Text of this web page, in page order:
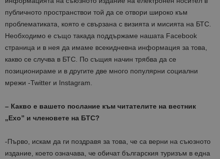
публичното пространствои той да се отвори широко към
проблематиката, която е свързана с визията и мисията на БТС.
Необходимо е също такада поддържаме нашата Facebook
страница и в нея да имаме всекидневна информация за това,
какво се случва в БТС. По същия начин трябва да се
позиционираме и в другите две много популярни социални
мрежи -Twitter и Instagram.
– Какво е вашето послание към читателите на вестник
„Ехо” и членовете на БТС?
-Първо, искам да ги поздравя за това, че са верни на съюзното
издание, което означава, че обичат българския туризъм в една
bgtourism.bg
is_visitor_unique
.statcounter.com
1 месец
се
Име
sc_is_visitor_unique
StatCounter
.bgtourism.bg
1 година
1 месец
Използва се
за
съхраняване
Декларацията за
поверителност на Google